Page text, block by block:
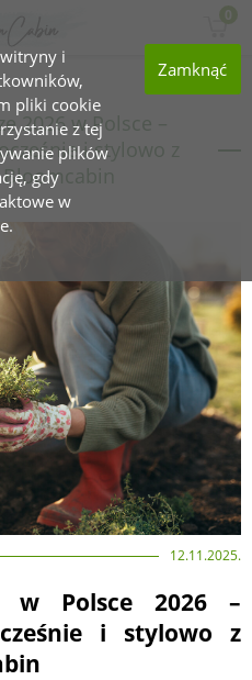
i
pliki cookie
z tej
plików
gdy
w
Zamknąć
0
2026 w Polsce –
i stylowo z
12.11.2025.
w Polsce 2026 –
i stylowo z